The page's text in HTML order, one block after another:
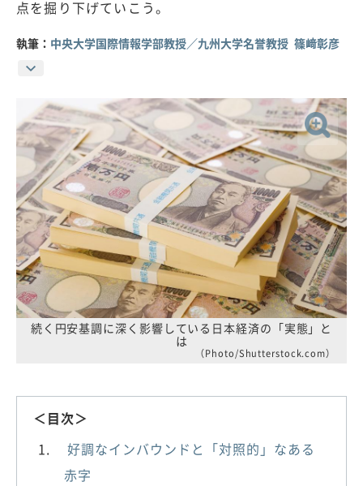
点を掘り下げていこう。
執筆： 中央大学国際情報学部教授／九州大学名誉教授 篠﨑彰彦
続く円安基調に深く影響している日本経済の「実態」と
は
（Photo/Shutterstock.com）
＜目次＞
好調なインバウンドと「対照的」なある
赤字